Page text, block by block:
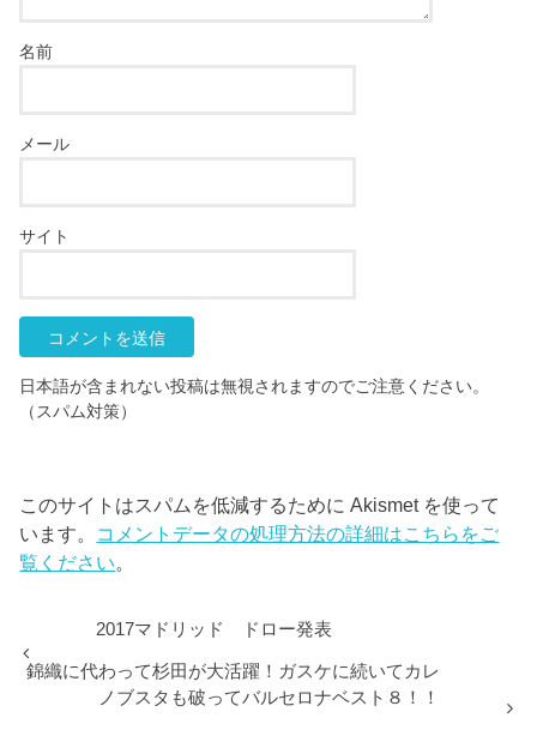
名前
メール
サイト
日本語が含まれない投稿は無視されますのでご注意ください。
（スパム対策）
このサイトはスパムを低減するために Akismet を使って
います。 コメントデータの処理方法の詳細はこちらをご
覧ください。
2017マドリッド ドロー発表
錦織に代わって杉田が大活躍！ガスケに続いてカレ
ノブスタも破ってバルセロナベスト８！！